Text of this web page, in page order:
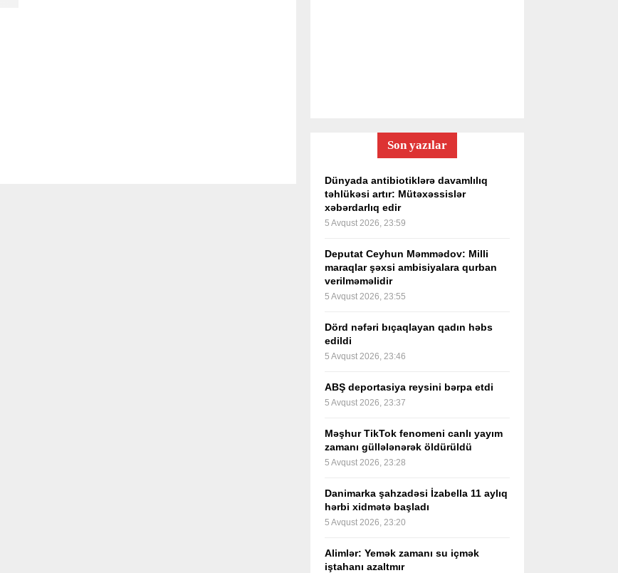
Son yazılar
Dünyada antibiotiklərə davamlılıq
təhlükəsi artır: Mütəxəssislər
xəbərdarlıq edir
5 Avqust 2026, 23:59
Deputat Ceyhun Məmmədov: Milli
maraqlar şəxsi ambisiyalara qurban
verilməməlidir
5 Avqust 2026, 23:55
Dörd nəfəri bıçaqlayan qadın həbs
edildi
5 Avqust 2026, 23:46
ABŞ deportasiya reysini bərpa etdi
5 Avqust 2026, 23:37
Məşhur TikTok fenomeni canlı yayım
zamanı güllələnərək öldürüldü
5 Avqust 2026, 23:28
Danimarka şahzadəsi İzabella 11 aylıq
hərbi xidmətə başladı
5 Avqust 2026, 23:20
Alimlər: Yemək zamanı su içmək
iştahanı azaltmır